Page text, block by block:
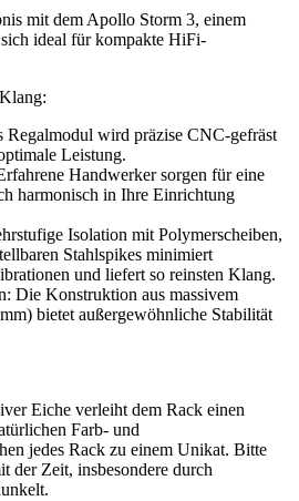
mit dem Apollo Storm 3, einem
ideal für kompakte HiFi-
Regalmodul wird präzise CNC-gefräst
Leistung.
Handwerker sorgen für eine
harmonisch in Ihre Einrichtung
Isolation mit Polymerscheiben,
Stahlspikes minimiert
und liefert so reinsten Klang.
Die Konstruktion aus massivem
bietet außergewöhnliche Stabilität
Eiche verleiht dem Rack einen
Farb- und
jedes Rack zu einem Unikat. Bitte
der Zeit, insbesondere durch